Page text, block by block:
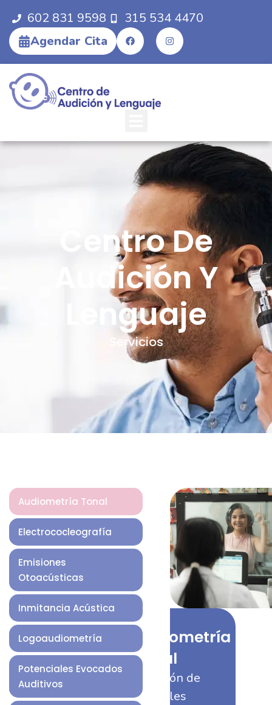
602 831 9598
315 534 4470
Agendar Cita
Centro De
Audición Y
Lenguaje
Servicios
Audiometría Tonal
Electrococleografía
Emisiones
Otoacústicas
Inmitancia Acústica
Logoaudiometría
Potenciales Evocados
Auditivos
Audiometría
Tonal
Medición de
umbrales